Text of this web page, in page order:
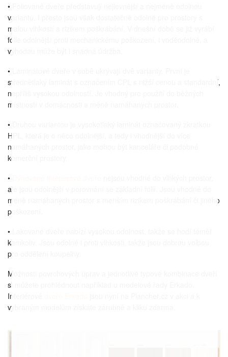
• Foliované dveře představují nejlevnější a nejméně odolnou
variantu. I přesto jsou však dostatečně odolné pro prostory s
malou vlhkostí a rizikem poškrábání. V dnešní době se již vyrábí
fólie odolnější proti mechanickému poškození, i voděodolné, a
výhodou může být i snadná údržba.
• Laminátové dveře v sobě ukrývají dvě varianty. První je
střednětlaký laminát s označením CPL s nižší cenou a standardní,
nepříliš vysokou odolností. Je vhodný pro použití do běžných
místností v domácnosti a méně namáhaných prostor.
• Druhou variantou je vysokotlaký laminát označovaný zkratkou
HPL, která je o něco odolnější, a tedy i vhodnější do více
namáhaných prostor, jako mohou být kanceláře či podobné
komerční prostory.
•
ale jsou odolnější v porovnání se základní fólií. Jsou vhodné do
méně namáhaných prostor s menším rizikem poškrábání či jiného
poškození.
• Lakované dveře nabízí vysokou odolnost, takže se hodí téměř
kamkoliv. Jsou odolné i proti vlhkosti, takže jsou dobrou volbou
pro oddělení koupelny.
Možnosti povrchových úprav a jednotlivé typové kombinace dveří
si můžete prohlédnout například u modelové řady Erkado.
Interiérové
vybraným modelům získáte zárubně a kliku zdarma.